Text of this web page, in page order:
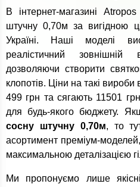
В інтернет-магазині
штучну 0,70м за вигідною
Україні. Наші моделі
реалістичний зовнішній
дозволяючи створити
клопотів. Ціни на такі вироби
499 грн та сягають 11501
для будь-якого бюджету.
сосну штучну 0,70м, то
асортимент преміум-
максимальною деталізацією
Ми пропонуємо лише